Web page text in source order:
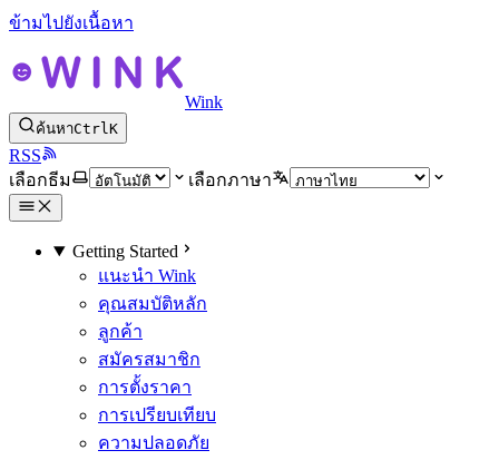
ข้ามไปยังเนื้อหา
Wink
ค้นหาCtrlK
RSS
เลือกธีม
เลือกภาษา
Getting Started
แนะนำ Wink
คุณสมบัติหลัก
ลูกค้า
สมัครสมาชิก
การตั้งราคา
การเปรียบเทียบ
ความปลอดภัย